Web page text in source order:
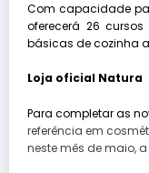
Com capacidade
oferecerá 26
básicas de cozinha
Loja oficial Natura
Para completar as
referência em
neste mês de maio,